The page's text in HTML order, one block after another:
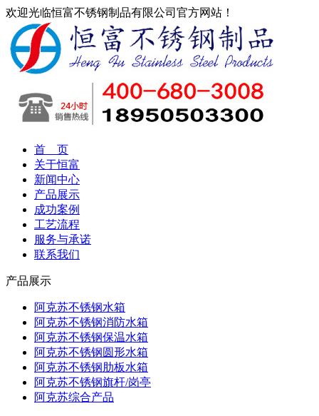
欢迎光临恒富不锈钢制品有限公司官方网站！
首 页
关于恒富
新闻中心
产品展示
成功案例
工艺流程
服务与承诺
联系我们
产品展示
阿克苏不锈钢水箱
阿克苏不锈钢消防水箱
阿克苏不锈钢保温水箱
阿克苏不锈钢圆形水箱
阿克苏不锈钢肋板水箱
阿克苏不锈钢旗杆/岗亭
阿克苏综合产品